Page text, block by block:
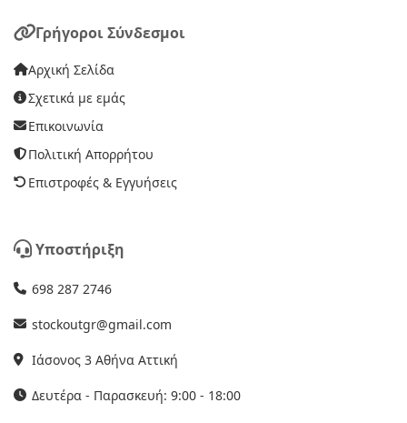
Γρήγοροι Σύνδεσμοι
Αρχική Σελίδα
Σχετικά με εμάς
Επικοινωνία
Πολιτική Απορρήτου
Επιστροφές & Εγγυήσεις
Υποστήριξη
698 287 2746
stockoutgr@gmail.com
Ιάσονος 3 Αθήνα Αττική
Δευτέρα - Παρασκευή: 9:00 - 18:00